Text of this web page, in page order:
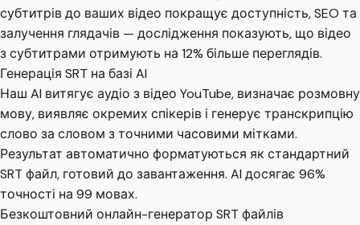
субтитрів до ваших відео покращує доступність, SEO та
залучення глядачів — дослідження показують, що відео
з субтитрами отримують на 12% більше переглядів.
Генерація SRT на базі AI
Наш AI витягує аудіо з відео YouTube, визначає розмовну
мову, виявляє окремих спікерів і генерує транскрипцію
слово за словом з точними часовими мітками.
Результат автоматично форматуються як стандартний
SRT файл, готовий до завантаження. AI досягає 96%
точності на 99 мовах.
Безкоштовний онлайн-генератор SRT файлів